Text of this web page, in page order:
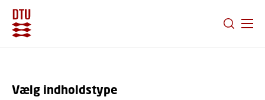
Vælg indholdstype